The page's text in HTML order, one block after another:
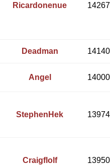
Ricardonenue 14267
Deadman 14140
Angel 14000
StephenHek 13974
Craigflolf 13950